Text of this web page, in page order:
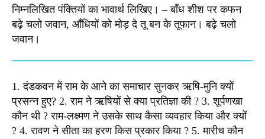
निम्नलिखित पंक्तियों का भावार्थ लिखिए। – बाँध शीश पर कफन
बढ़े चलो जवान, आँधियों को मोड़ दे तू बन के तूफान। बढ़े चलो
जवान। ​
1. दंडकवन में राम के आने का समाचार सुनकर ऋषि-मुनि क्यों
प्रसन्न हुए? 2. राम ने ऋषियों से क्या प्रतिज्ञा की ? 3. शूर्पणखा
कौन थी ? राम-लक्ष्मण ने उसके साथ कैसा व्यवहार किया और क्यों
? 4. रावण ने सीता का हरण किस प्रकार किया ? 5. मारीच कौन